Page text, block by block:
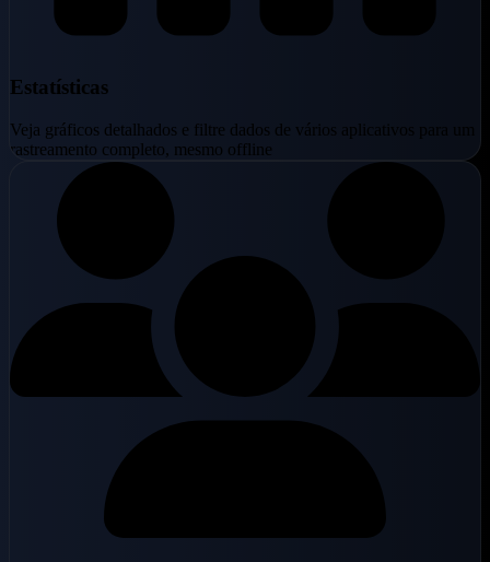
Estatísticas
Veja gráficos detalhados e filtre dados de vários aplicativos para um
rastreamento completo, mesmo offline